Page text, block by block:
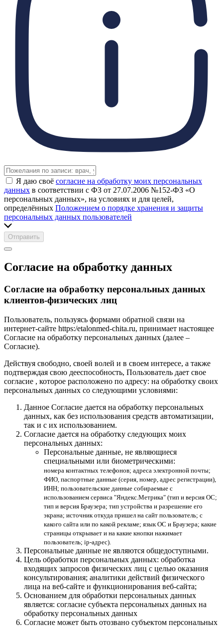
Я даю своё согласие на обработку моих персональных
данных в соответствии с ФЗ от 27.07.2006 №152-ФЗ «О
персональных данных», на условиях и для целей,
определённых Положением о порядке хранения и защиты
персональных данных пользователей
Отправить
Согласие на обработку данных
Согласие на обработку персональных данных
клиентов-физических лиц
Пользователь, пользуясь формами обратной связи на
интернет-сайте https:/etalonmed-chita.ru, принимает настоящее
Согласие на обработку персональных данных (далее –
Согласие).
Действуя свободно, своей волей и в своем интересе, а также
подтверждая свою дееспособность, Пользователь дает свое
согласие , которое расположено по адресу: на обработку своих
персональных данных со следующими условиями:
Данное Согласие дается на обработку персональных
данных, как без использования средств автоматизации,
так и с их использованием.
Согласие дается на обработку следующих моих
персональных данных:
Персональные данные, не являющиеся
специальными или биометрическими:
номера контактных телефонов; адреса электронной почты;
ФИО, паспортные данные (серия, номер, адрес регистрации),
ИНН; пользовательские данные собираемые с
использованием сервиса "Яндекс.Метрика" (тип и версия ОС;
тип и версия Браузера; тип устройства и разрешение его
экрана; источник откуда пришел на сайт пользователь; с
какого сайта или по какой рекламе; язык ОС и Браузера; какие
страницы открывает и на какие кнопки нажимает
пользователь; ip-адрес).
Персональные данные не являются общедоступными.
Цель обработки персональных данных: обработка
входящих запросов физических лиц с целью оказания
консультирования; аналитики действий физического
лица на веб-сайте и функционирования веб-сайта;
Основанием для обработки персональных данных
является: согласие субъекта персональных данных на
обработку персональных данных
Согласие может быть отозвано субъектом персональных